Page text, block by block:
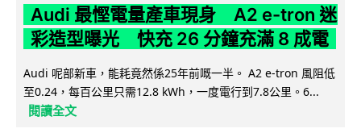
Audi 最慳電量產車現身 A2 e-tron 迷
彩造型曝光 快充 26 分鐘充滿 8 成電
Audi 呢部新車，能耗竟然係25年前嘅一半。 A2 e-tron 風阻低
至0.24，每百公里只需12.8 kWh，一度電行到7.8公里。6...
閱讀全文